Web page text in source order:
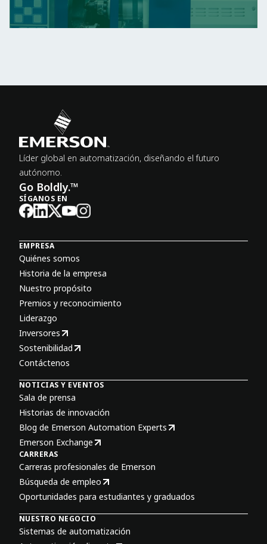
Líder global en automatización, diseñando el futuro
autónomo.
Go Boldly.™
SÍGANOS EN
EMPRESA
Quiénes somos
Historia de la empresa
Nuestro propósito
Premios y reconocimiento
Liderazgo
Inversores
Sostenibilidad
Contáctenos
NOTICIAS Y EVENTOS
Sala de prensa
Historias de innovación
Blog de Emerson Automation Experts
Emerson Exchange
CARRERAS
Carreras profesionales de Emerson
Búsqueda de empleo
Oportunidades para estudiantes y graduados
NUESTRO NEGOCIO
Sistemas de automatización